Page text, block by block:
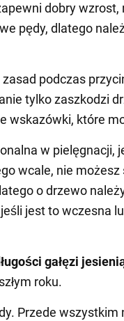
dobry wzrost,
pędy, dlatego
podczas
tylko zaszkodzi
wskazówki, które
w pielęgnacji,
wcale, nie
o drzewo
jest to wczesna
gałęzi
roku.
Przede wszystkim